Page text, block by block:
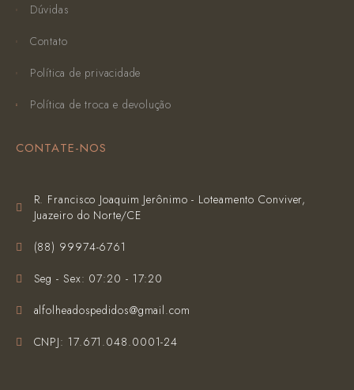
Dúvidas
Contato
Política de privacidade
Política de troca e devolução
CONTATE-NOS
R. Francisco Joaquim Jerônimo - Loteamento Conviver,
Juazeiro do Norte/CE
(‪88) 99974-6761‬
Seg - Sex: 07:20 - 17:20
alfolheadospedidos@gmail.com
CNPJ: 17.671.048.0001-24